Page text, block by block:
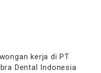
kerja di PT
Dental Indonesia